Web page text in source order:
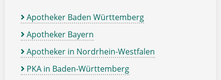
Apotheker Baden Württemberg
Apotheker Bayern
Apotheker in Nordrhein-Westfalen
PKA in Baden-Württemberg